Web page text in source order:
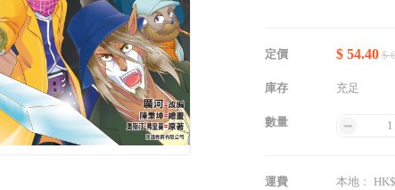
定價 $ 54.40 $
庫存 充足
數量 1
運費
本地﹕